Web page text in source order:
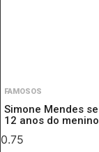
FAMOSOS
Simone Mendes
12 anos do